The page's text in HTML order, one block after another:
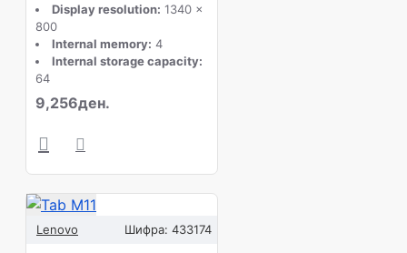
Display resolution: 1340 x
800
Internal memory: 4
Internal storage capacity:
64
9,256ден.
Lenovo Шифра: 433174